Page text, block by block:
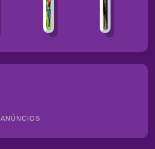
ANÚNCIOS